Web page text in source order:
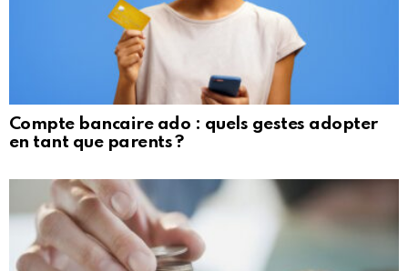
Compte bancaire ado : quels gestes adopter
en tant que parents ?